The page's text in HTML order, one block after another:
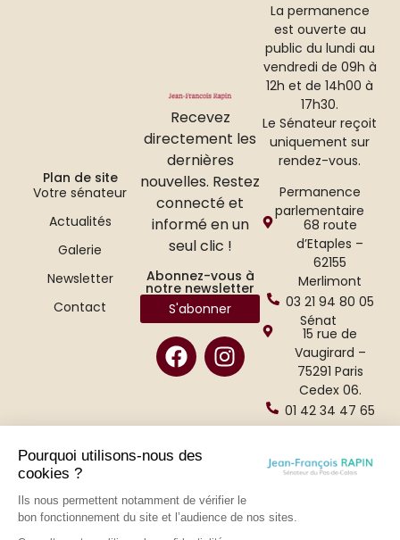
Pourquoi utilisons-nous des
cookies ?
Ils nous permettent notamment de vérifier le
bon fonctionnement du site et l’audience de nos sites.
Recevez
directement les
dernières
nouvelles. Restez
connecté et
informé en un
seul clic !
Abonnez-vous à
notre newsletter
S'abonner
La permanence
est ouverte au
public du lundi au
vendredi de 09h à
12h et de 14h00 à
17h30.
Le Sénateur reçoit
uniquement sur
rendez-vous.
Permanence
parlementaire
68 route
d’Etaples –
62155
Merlimont
03 21 94 80 05
Sénat
15 rue de
Vaugirard –
75291 Paris
Cedex 06.
01 42 34 47 65
Plan de site
Votre sénateur
Actualités
Galerie
Newsletter
Contact